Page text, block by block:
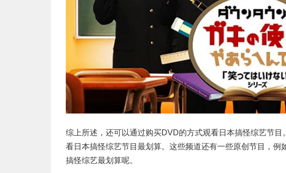
综上所述，还可以通过购买DVD的方式观看日本搞怪综艺节
看日本搞怪综艺节目最划算。这些频道还有一些原创节目，例
搞怪综艺最划算呢。